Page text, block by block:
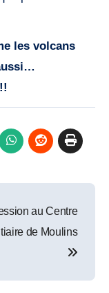
les volcans
au Centre
de Moulins